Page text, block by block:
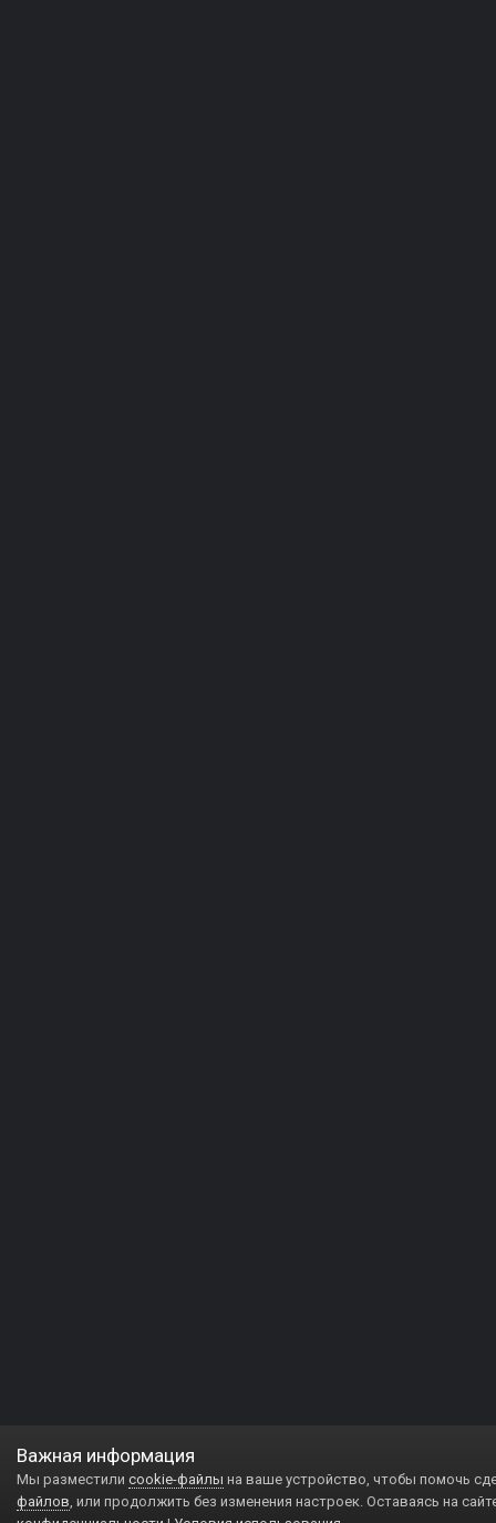
Важная информация
Мы разместили cookie-файлы на ваше устройство, чтобы помочь
файлов, или продолжить без изменения настроек. Оставаясь на